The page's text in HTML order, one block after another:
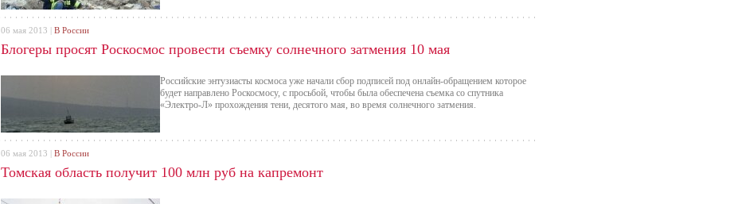
Блогеры просят Роскосмос провести съемку солнечного затмения 10 мая
Российские энтузиасты космоса уже начали сбор подписей под онлайн-обращением которое
будет направлено Роскосмосу, с просьбой, чтобы была обеспечена съемка со спутника
«Электро-Л» прохождения тени, десятого мая, во время солнечного затмения.
06 мая 2013 | В России
Томская область получит 100 млн руб на капремонт
06 мая 2013 | В России